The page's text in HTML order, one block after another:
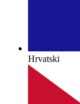
Hrvatski